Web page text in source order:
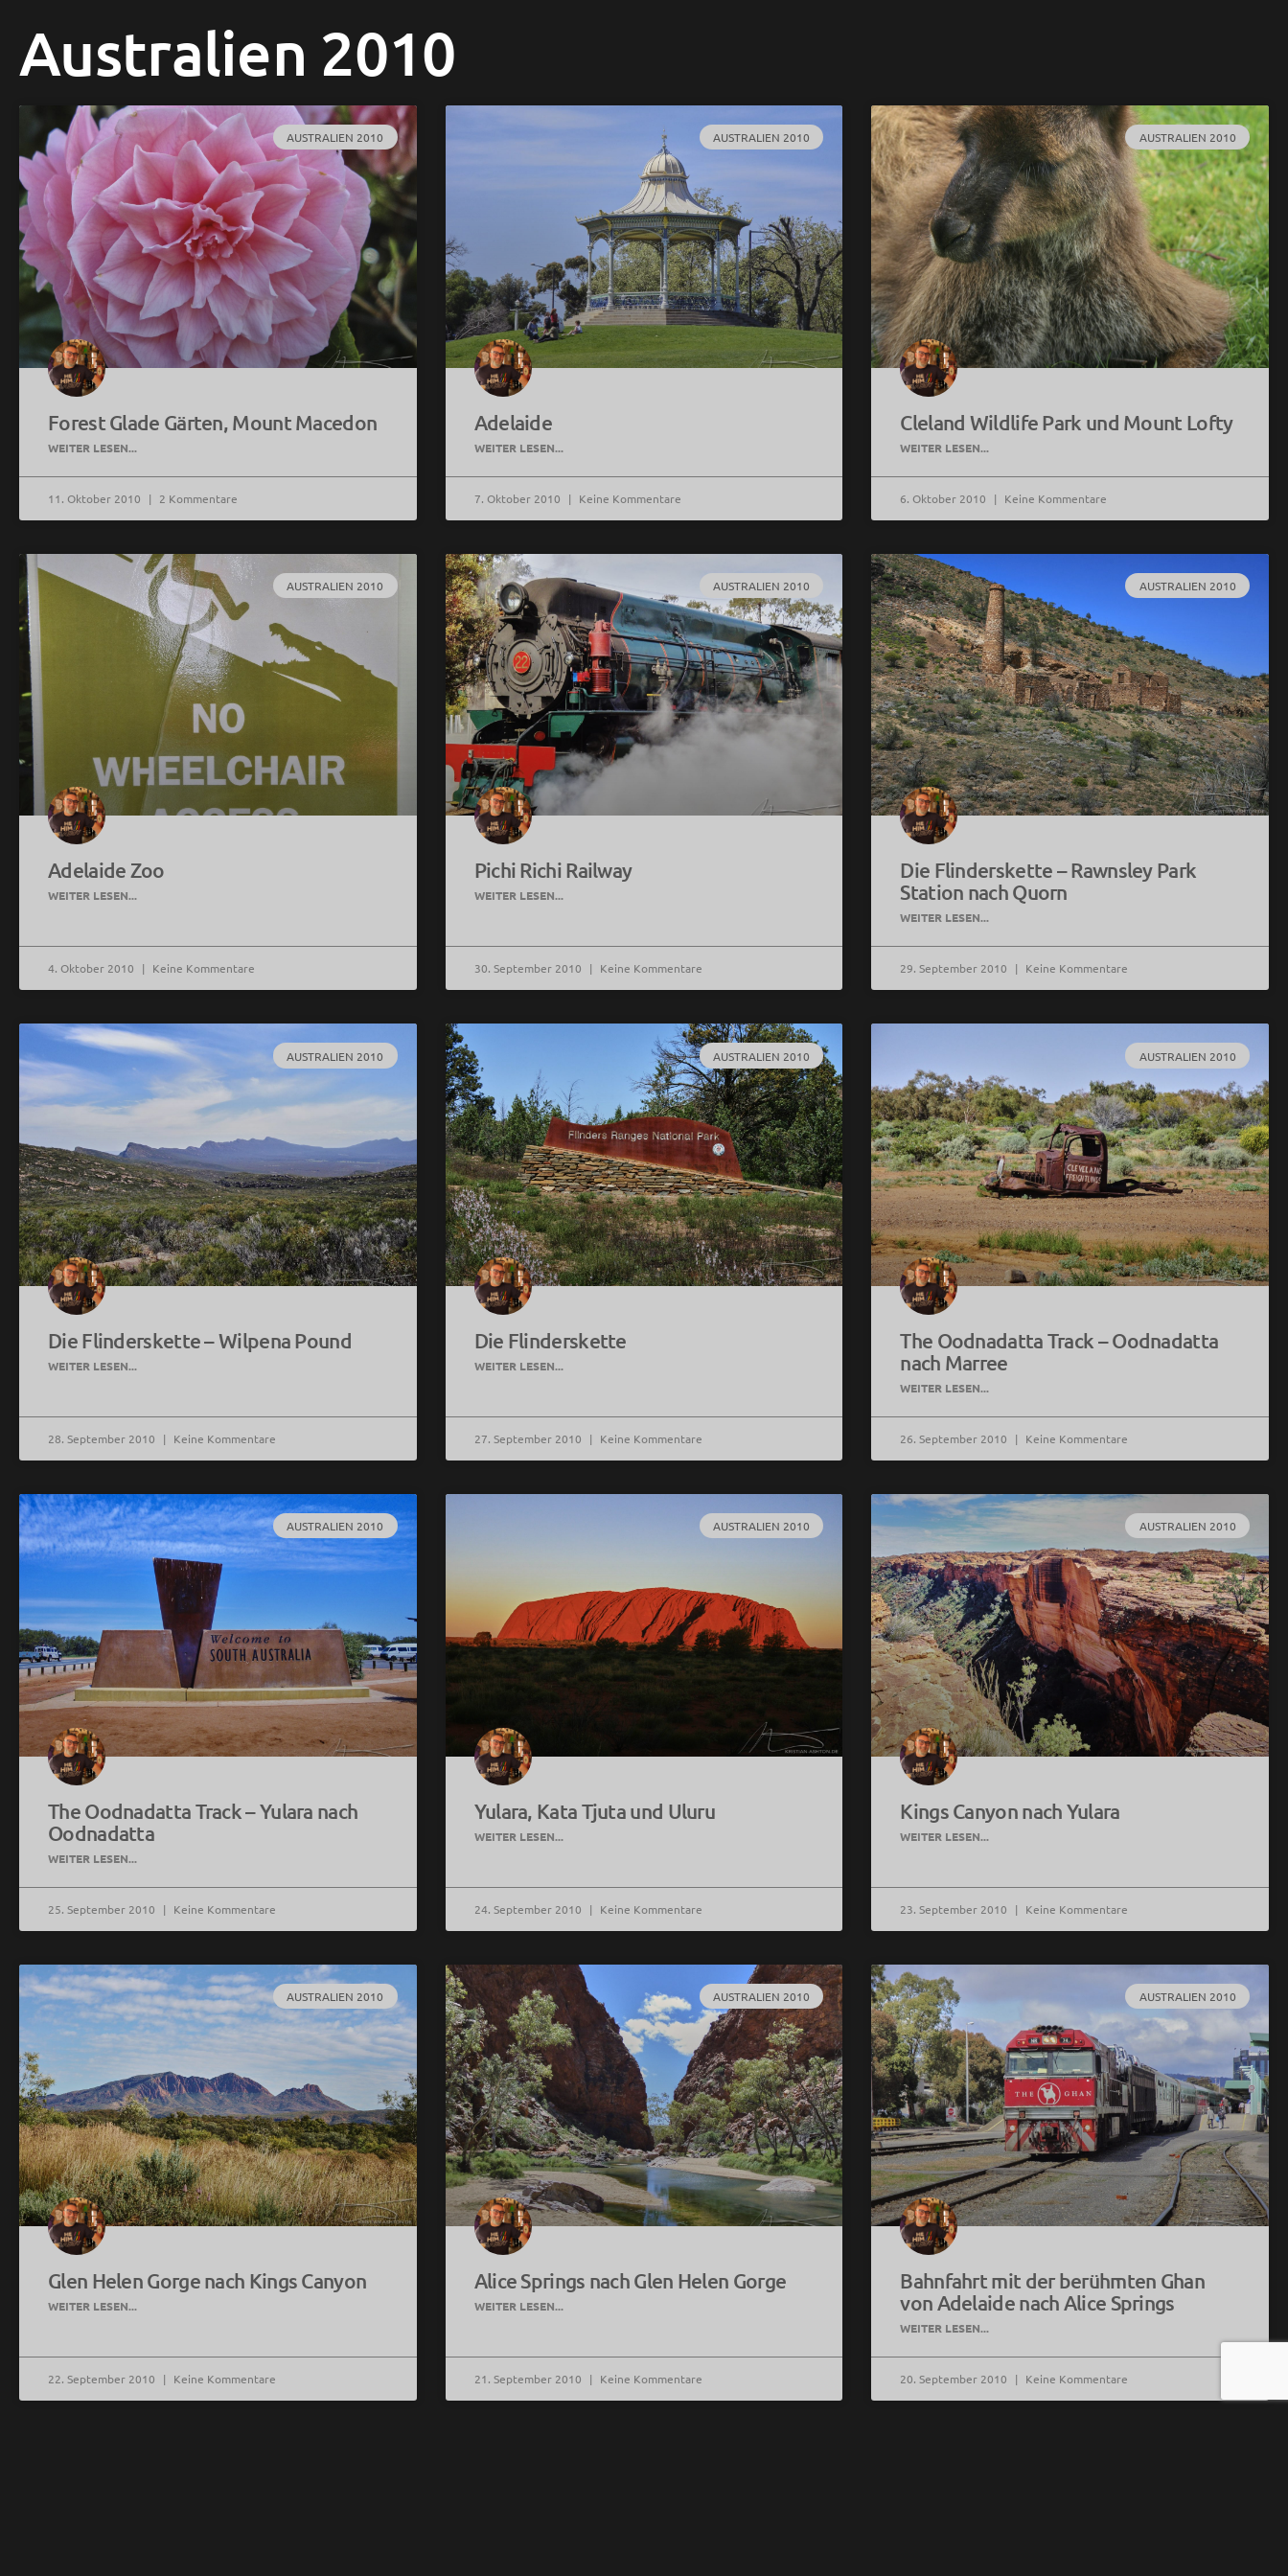
Australien 2010
AUSTRALIEN 2010
Forest Glade Gärten, Mount Macedon
WEITER LESEN...
11. Oktober 2010 2 Kommentare
AUSTRALIEN 2010
Adelaide
WEITER LESEN...
7. Oktober 2010 Keine Kommentare
AUSTRALIEN 2010
Cleland Wildlife Park und Mount Lofty
WEITER LESEN...
6. Oktober 2010 Keine Kommentare
AUSTRALIEN 2010
Adelaide Zoo
WEITER LESEN...
4. Oktober 2010 Keine Kommentare
AUSTRALIEN 2010
Pichi Richi Railway
WEITER LESEN...
30. September 2010 Keine Kommentare
AUSTRALIEN 2010
Die Flinderskette – Rawnsley Park
Station nach Quorn
WEITER LESEN...
29. September 2010 Keine Kommentare
AUSTRALIEN 2010
Die Flinderskette – Wilpena Pound
WEITER LESEN...
28. September 2010 Keine Kommentare
AUSTRALIEN 2010
Die Flinderskette
WEITER LESEN...
27. September 2010 Keine Kommentare
AUSTRALIEN 2010
The Oodnadatta Track – Oodnadatta
nach Marree
WEITER LESEN...
26. September 2010 Keine Kommentare
AUSTRALIEN 2010
The Oodnadatta Track – Yulara nach
Oodnadatta
WEITER LESEN...
25. September 2010 Keine Kommentare
AUSTRALIEN 2010
Yulara, Kata Tjuta und Uluru
WEITER LESEN...
24. September 2010 Keine Kommentare
AUSTRALIEN 2010
Kings Canyon nach Yulara
WEITER LESEN...
23. September 2010 Keine Kommentare
AUSTRALIEN 2010
Glen Helen Gorge nach Kings Canyon
WEITER LESEN...
22. September 2010 Keine Kommentare
AUSTRALIEN 2010
Alice Springs nach Glen Helen Gorge
WEITER LESEN...
21. September 2010 Keine Kommentare
AUSTRALIEN 2010
Bahnfahrt mit der berühmten Ghan
von Adelaide nach Alice Springs
WEITER LESEN...
20. September 2010 Keine Kommentare